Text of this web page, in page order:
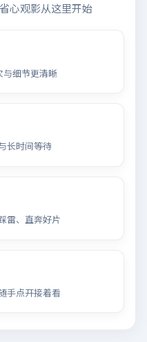
心观影从这里开始
与细节更清晰
长时间等待
雷、直奔好片
手点开接着看